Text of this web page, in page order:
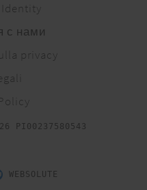
с нами
privacy
PI00237580543
WEBSOLUTE